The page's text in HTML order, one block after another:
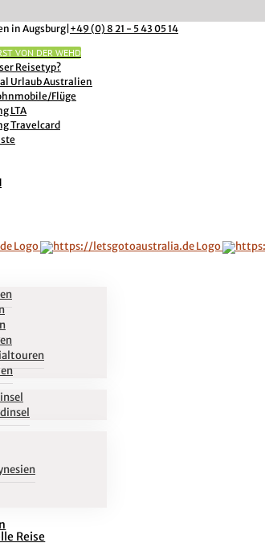
in Augsburg +49 (0) 8 21 - 5 43 05 14
VON DER WEHD
Reisetyp?
Urlaub Australien
Flüge
LTA
Travelcard
Reise